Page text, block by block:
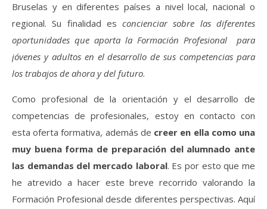
Bruselas y en diferentes países a nivel local, nacional o
regional. Su finalidad esconcienciar sobre las diferentes
oportunidades que aporta la Formación Profesional para
jóvenes y adultos en el desarrollo de sus competencias para
los trabajos de ahora y del futuro.
Como profesional de la orientación y el desarrollo de
competencias de profesionales, estoy en contacto con
esta oferta formativa, además de creer en ella como una
muy buena forma de preparación del alumnado ante
las demandas del mercado laboral. Es por esto que me
he atrevido a hacer este breve recorrido valorando la
Formación Profesional desde diferentes perspectivas. Aquí